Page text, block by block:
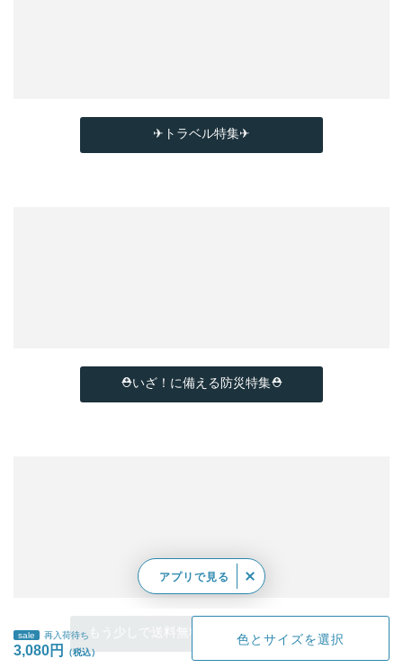
✈トラベル特集✈
⛑いざ！に備える防災特集⛑
もう少しで送料無料…そんな時はこちら
sale 再入荷待ち
3,080円
色とサイズを選択
アプリで見る